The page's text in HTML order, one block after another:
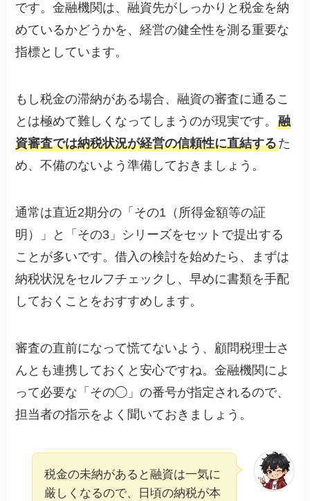
です。金融機関は、融資先がしっかりと税金を納
めているかどうかを、経営の健全性を測る重要な
指標としています。
もし税金の滞納がある場合、融資の審査に通るこ
とは極めて難しくなってしまうのが現実です。融
資審査では納税状況が経営の信頼性に直結するた
め、不備のないよう準備しておきましょう。
通常は直近2期分の「その1（所得金額等の証
明）」と「その3」シリーズをセットで提出する
ことが多いです。借入の検討を始めたら、まずは
納税状況をセルフチェックし、早めに書類を手配
しておくことをおすすめします。
審査の直前になって慌てないよう、顧問税理士さ
んとも連携しておくと安心ですね。金融機関によ
って必要な「その◯」の番号が指定されるので、
担当者の指示をよく聞いておきましょう。
税金の未納があると融資は一気に
厳しくなるので、日頃の納税が本